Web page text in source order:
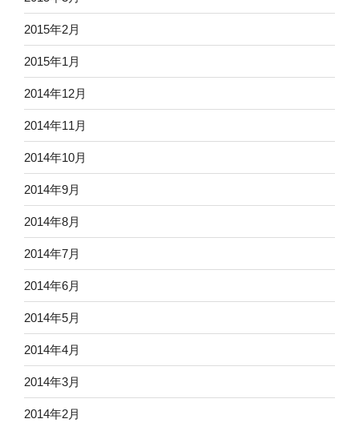
2015年2月
2015年1月
2014年12月
2014年11月
2014年10月
2014年9月
2014年8月
2014年7月
2014年6月
2014年5月
2014年4月
2014年3月
2014年2月